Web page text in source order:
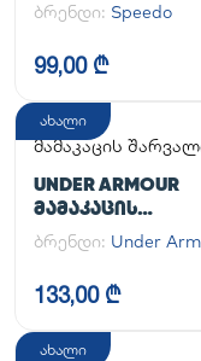
ბრენდი: Speedo
99,00 ₾
ახალი
მამაკაცის
UNDER ARMOUR
ᲛᲐᲛᲐᲙᲐᲪᲘᲡ
ᲡᲞᲝᲠᲢᲣᲚᲘ
UA CG ARMOUR
LEGGINGS
ბრენდი: Under
133,00 ₾
ახალი